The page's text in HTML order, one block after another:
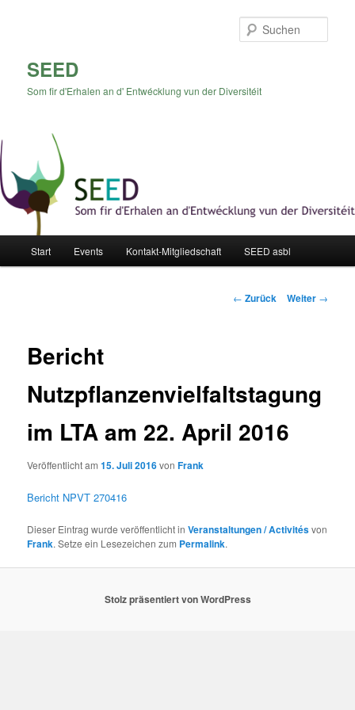
SEED
Som fir d'Erhalen an d' Entwécklung vun der Diversitéit
Start Events Kontakt-Mitgliedschaft SEED asbl
Beitrags-
← Zurück Weiter →
Bericht
Nutzpflanzenvielfaltstagung
im LTA am 22. April 2016
Veröffentlicht am15. Juli 2016vonFrank
Bericht NPVT 270416
Dieser Eintrag wurde veröffentlicht inVeranstaltungen / Activitésvon
Frank. Setze ein Lesezeichen zum Permalink.
Stolz präsentiert von WordPress